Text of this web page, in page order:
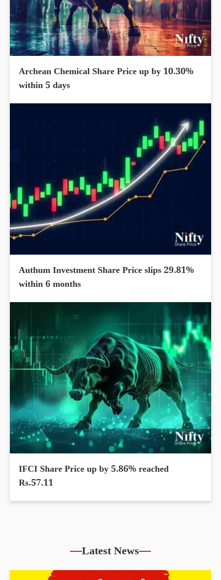
Archean Chemical Share Price up by 10.30%
within 5 days
Authum Investment Share Price slips 29.81%
within 6 months
IFCI Share Price up by 5.86% reached
Rs.57.11
Latest News